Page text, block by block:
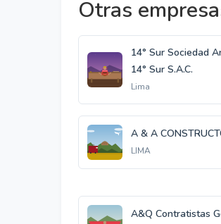
Otras
14° Sur Sociedad
14° Sur S.A.C.
Lima
A & A
LIMA
A&Q Contratistas